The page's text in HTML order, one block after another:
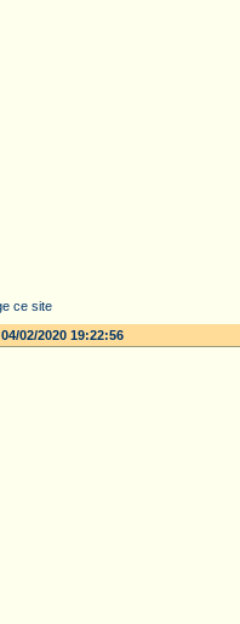
ce site
02/2020 19:22:56